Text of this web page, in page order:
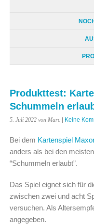
Produkttest:
Schummeln
5. Juli 2022 von Marc | Keine
Bei dem Kartenspiel
anders als bei den
“Schummeln erlaubt”.
Das Spiel eignet sich für
zwischen zwei und acht
versuchen. Als
angegeben.